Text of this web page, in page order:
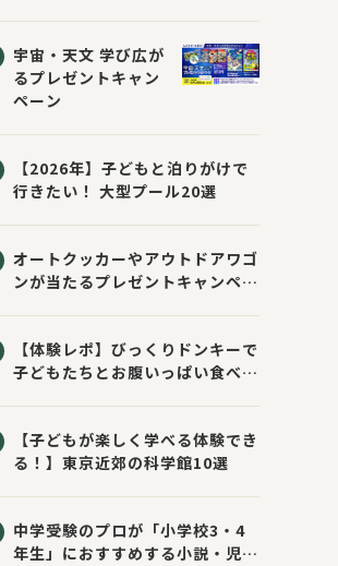
催！ スマホ壁紙は
応募者全員にプレゼ
ント！
宇宙・天文 学び広が
るプレゼントキャン
ペーン
【2026年】子どもと泊りがけで
行きたい！ 大型プール20選
オートクッカーやアウトドアワゴ
ンが当たるプレゼントキャンペー
【体験レポ】びっくりドンキーで
子どもたちとお腹いっぱい食べて
【子どもが楽しく学べる体験でき
る！】東京近郊の科学館10選
中学受験のプロが「小学校3・4
年生」におすすめする小説・児童